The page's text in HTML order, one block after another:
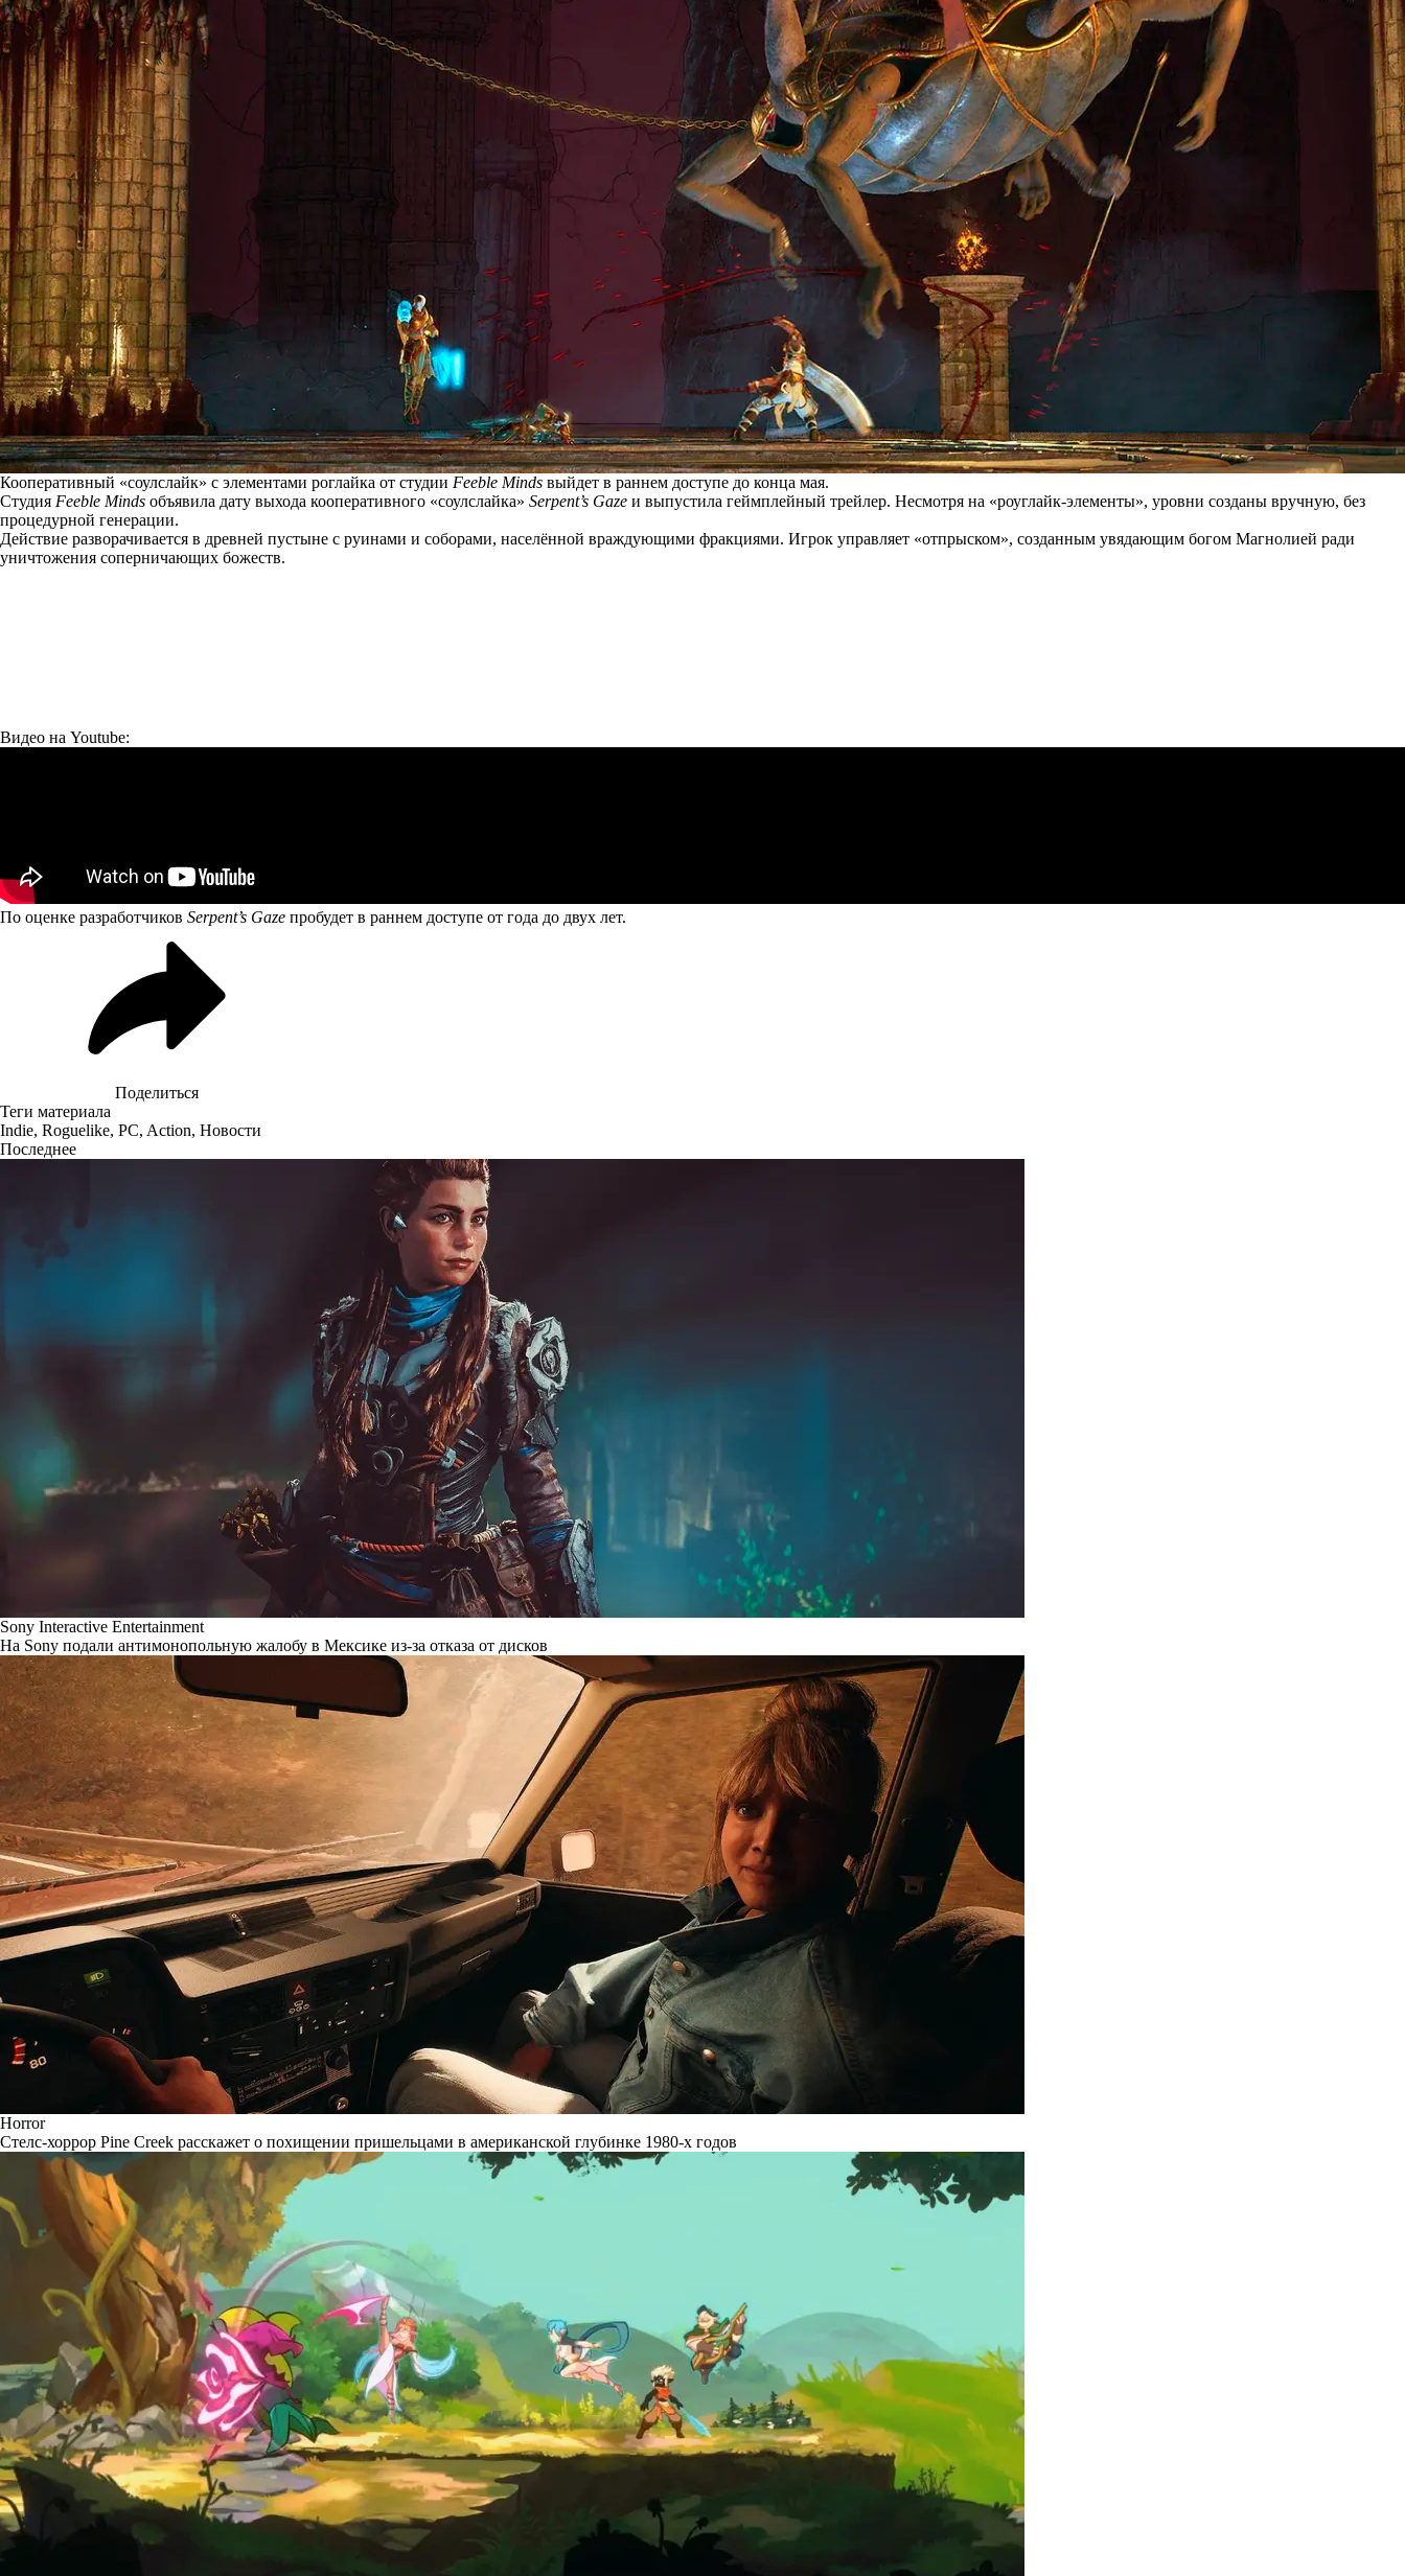
Кооперативный «соулслайк» с элементами роглайка от студии Feeble Minds выйдет в раннем доступе до конца мая.
Студия Feeble Minds объявила дату выхода кооперативного «соулслайка» Serpent’s Gaze и выпустила геймплейный трейлер. Несмотря на «роуглайк-элементы», уровни созданы вручную, без
процедурной генерации.
Действие разворачивается в древней пустыне с руинами и соборами, населённой враждующими фракциями. Игрок управляет «отпрыском», созданным увядающим богом Магнолией ради
уничтожения соперничающих божеств.
Видео на Youtube:
По оценке разработчиков Serpent’s Gaze пробудет в раннем доступе от года до двух лет.
Поделиться
Теги материала
Indie, Roguelike, PC, Action, Новости
Последнее
Sony Interactive Entertainment
На Sony подали антимонопольную жалобу в Мексике из-за отказа от дисков
Horror
Стелс-хоррор Pine Creek расскажет о похищении пришельцами в американской глубинке 1980-х годов